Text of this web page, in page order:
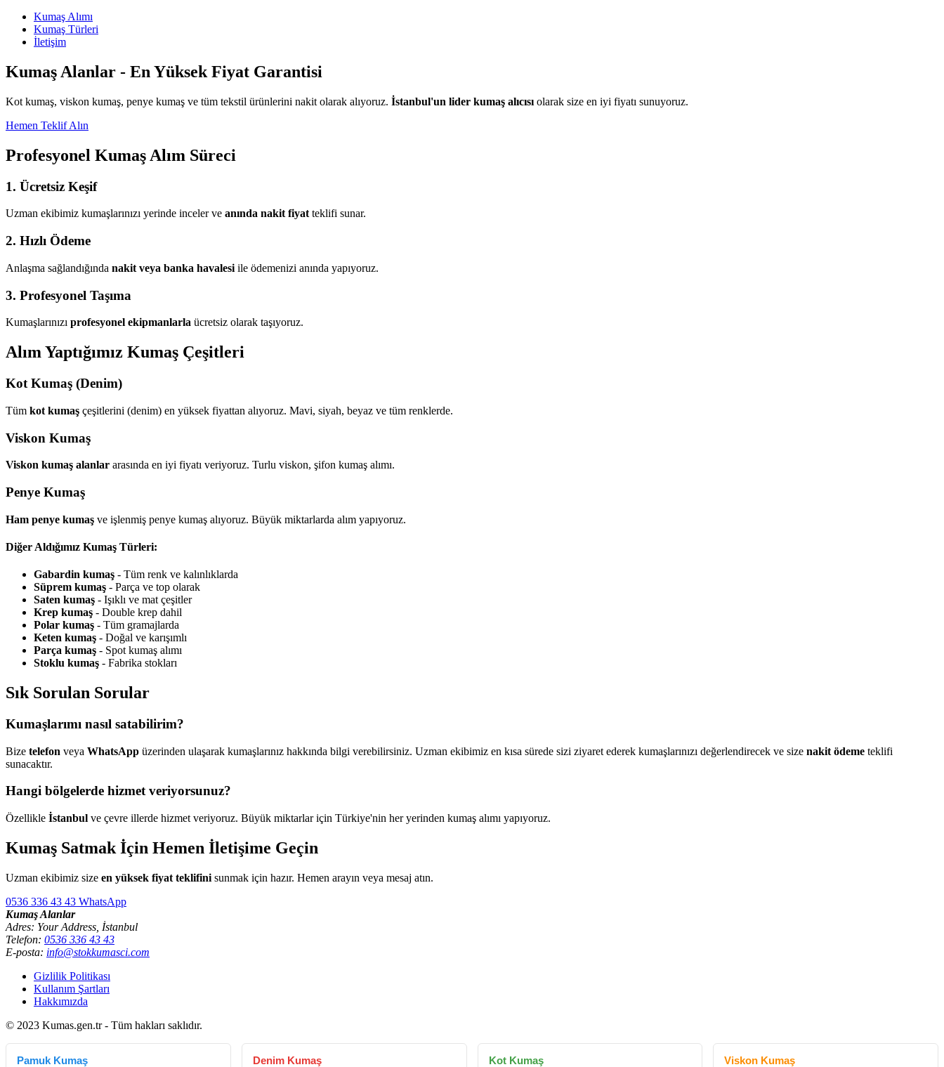
Kumaş Alımı
Kumaş Türleri
İletişim
Kumaş Alanlar - En Yüksek Fiyat Garantisi
Kot kumaş, viskon kumaş, penye kumaş ve tüm tekstil ürünlerini nakit olarak alıyoruz. İstanbul'un lider kumaş alıcısı olarak size en iyi fiyatı sunuyoruz.
Hemen Teklif Alın
Profesyonel Kumaş Alım Süreci
1. Ücretsiz Keşif
Uzman ekibimiz kumaşlarınızı yerinde inceler ve anında nakit fiyatteklifi sunar.
2. Hızlı Ödeme
Anlaşma sağlandığında nakit veya banka havalesi ile ödemenizi anında yapıyoruz.
3. Profesyonel Taşıma
Kumaşlarınızı profesyonel ekipmanlarla ücretsiz olarak taşıyoruz.
Alım Yaptığımız Kumaş Çeşitleri
Kot Kumaş (Denim)
Tüm kot kumaş çeşitlerini (denim) en yüksek fiyattan alıyoruz. Mavi, siyah, beyaz ve tüm renklerde.
Viskon Kumaş
Viskon kumaş alanlar arasında en iyi fiyatı veriyoruz. Turlu viskon, şifon kumaş alımı.
Penye Kumaş
Ham penye kumaş ve işlenmiş penye kumaş alıyoruz. Büyük miktarlarda alım yapıyoruz.
Diğer Aldığımız Kumaş Türleri:
Gabardin kumaş - Tüm renk ve kalınlıklarda
Süprem kumaş - Parça ve top olarak
Saten kumaş - Işıklı ve mat çeşitler
Krep kumaş - Double krep dahil
Polar kumaş - Tüm gramajlarda
Keten kumaş - Doğal ve karışımlı
Parça kumaş - Spot kumaş alımı
Stoklu kumaş - Fabrika stokları
Sık Sorulan Sorular
Kumaşlarımı nasıl satabilirim?
Bize telefon veya WhatsApp üzerinden ulaşarak kumaşlarınız hakkında bilgi verebilirsiniz. Uzman ekibimiz en kısa sürede sizi ziyaret ederek kumaşlarınızı değerlendirecek ve size nakit ödeme teklifi
sunacaktır.
Hangi bölgelerde hizmet veriyorsunuz?
Özellikle İstanbul ve çevre illerde hizmet veriyoruz. Büyük miktarlar için Türkiye'nin her yerinden kumaş alımı yapıyoruz.
Kumaş Satmak İçin Hemen İletişime Geçin
Uzman ekibimiz size en yüksek fiyat teklifini sunmak için hazır. Hemen arayın veya mesaj atın.
0536 336 43 43 WhatsApp
Kumaş Alanlar
Adres: Your Address, İstanbul
Telefon: 0536 336 43 43
E-posta: info@stokkumasci.com
Gizlilik Politikası
Kullanım Şartları
Hakkımızda
© 2023 Kumas.gen.tr - Tüm hakları saklıdır.
Pamuk Kumaş Denim Kumaş Kot Kumaş Viskon Kumaş